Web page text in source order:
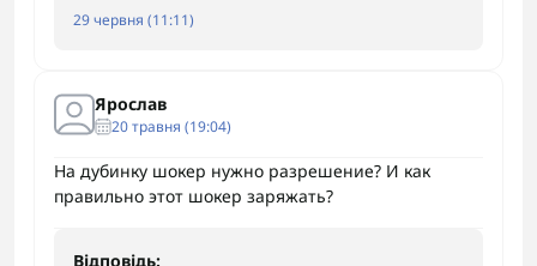
29 червня (11:11)
Ярослав
20 травня (19:04)
На дубинку шокер нужно разрешение? И как
правильно этот шокер заряжать?
Відповідь: